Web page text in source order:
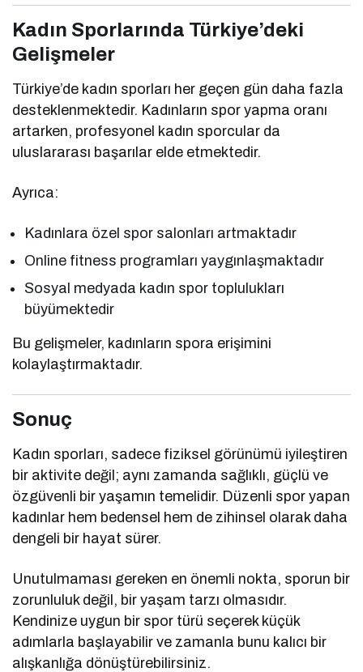
Kadın Sporlarında Türkiye’deki
Gelişmeler
Türkiye’de kadın sporları her geçen gün daha fazla
desteklenmektedir. Kadınların spor yapma oranı
artarken, profesyonel kadın sporcular da
uluslararası başarılar elde etmektedir.
Ayrıca:
Kadınlara özel spor salonları artmaktadır
Online fitness programları yaygınlaşmaktadır
Sosyal medyada kadın spor toplulukları
büyümektedir
Bu gelişmeler, kadınların spora erişimini
kolaylaştırmaktadır.
Sonuç
Kadın sporları, sadece fiziksel görünümü iyileştiren
bir aktivite değil; aynı zamanda sağlıklı, güçlü ve
özgüvenli bir yaşamın temelidir. Düzenli spor yapan
kadınlar hem bedensel hem de zihinsel olarak daha
dengeli bir hayat sürer.
Unutulmaması gereken en önemli nokta, sporun bir
zorunluluk değil, bir yaşam tarzı olmasıdır.
Kendinize uygun bir spor türü seçerek küçük
adımlarla başlayabilir ve zamanla bunu kalıcı bir
alışkanlığa dönüştürebilirsiniz.